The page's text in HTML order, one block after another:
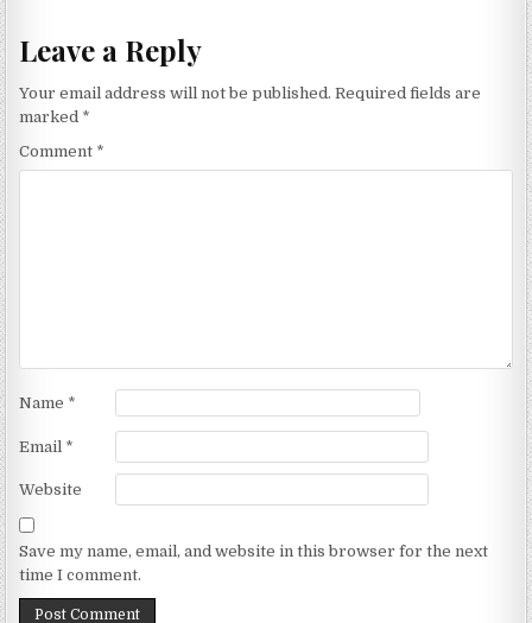
Leave a Reply
Your email address will not be published. Required fields are
marked *
Comment *
Name *
Email *
Website
Save my name, email, and website in this browser for the next
time I comment.